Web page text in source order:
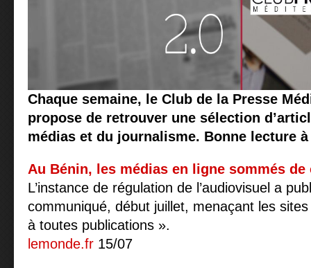
Chaque semaine, le Club de la Presse
propose de retrouver une sélection
médias et du journalisme. Bonne lecture
Au Bénin, les médias en ligne sommés
L’instance de régulation de l’audiovisuel a
communiqué, début juillet, menaçant les
à toutes publications ».
lemonde.fr 15/07